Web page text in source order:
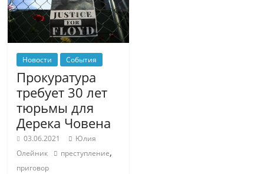
Новости События
Прокуратура
требует 30 лет
тюрьмы для
Дерека Човена
03.06.2021
Юлия
Олейник
преступление,
приговор